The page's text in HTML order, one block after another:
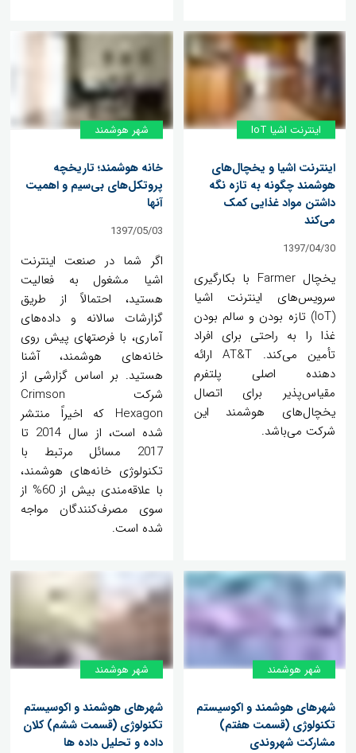
اینترنت اشیا IoT
اینترنت اشیا و یخچال‌های
هوشمند چگونه به تازه نگه
داشتن مواد غذایی کمک
می‌کند
1397/04/30
یخچال Farmer با بکارگیری
سرویس‌های اینترنت اشیا
(IoT) تازه بودن و سالم بودن
غذا را به راحتی برای افراد
تأمین می‌کند. AT&T ارائه
دهنده اصلی پلتفرم
مقیاس‌پذیر برای اتصال
یخچال‌های هوشمند این
شرکت می‌باشد.
شهر هوشمند
خانه هوشمند؛ تاریخچه
پروتکل‌های بی‌سیم و اهمیت
آنها
1397/05/03
اگر شما در صنعت اینترنت
اشیا مشغول به فعالیت
هستید، احتمالاً از طریق
گزارشات سالانه و داده‌های
آماری، با فرصتهای پیش روی
خانه‌های هوشمند، آشنا
هستید. بر اساس گزارشی از
شرکت Crimson
Hexagon که اخیراً منتشر
شده است، از سال 2014 تا
2017 مسائل مرتبط با
تکنولوژی خانه‌های هوشمند،
با علاقه‌مندی بیش از 60% از
سوی مصرف‌کنندگان مواجه
شده است.
شهر هوشمند
شهرهای هوشمند و اکوسیستم
تکنولوژی (قسمت هفتم)
مشارکت شهروندی
شهر هوشمند
شهرهای هوشمند و اکوسیستم
تکنولوژی (قسمت ششم) کلان
داده و تحلیل داده ها